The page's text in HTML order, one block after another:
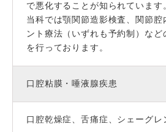
で悪化することが知られています
当科では顎関節造影検査、関節腔
ント療法（いずれも予約制）な
を行っております。
口腔粘膜・唾液腺疾患
口腔乾燥症、舌痛症、シェーグレ